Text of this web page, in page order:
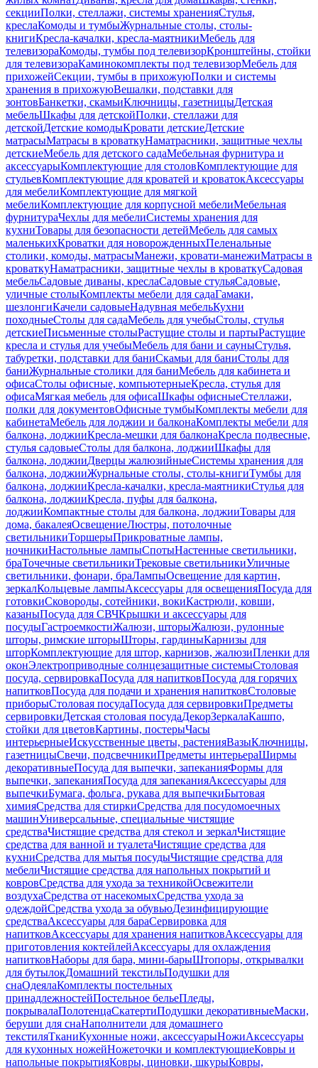
секцииПолки, стеллажи, системы храненияСтулья,
креслаКомоды и тумбыЖурнальные столы, столы-
книгиКресла-качалки, кресла-маятникиМебель для
телевизораКомоды, тумбы под телевизорКронштейны, стойки
для телевизораКаминокомплекты под телевизорМебель для
прихожейСекции, тумбы в прихожуюПолки и системы
хранения в прихожуюВешалки, подставки для
зонтовБанкетки, скамьиКлючницы, газетницыДетская
мебельШкафы для детскойПолки, стеллажи для
детскойДетские комодыКровати детскиеДетские
матрасыМатрасы в кроваткуНаматрасники, защитные чехлы
детскиеМебель для детского садаМебельная фурнитура и
аксессуарыКомплектующие для столовКомплектующие для
стульевКомплектующие для кроватей и кроватокАксессуары
для мебелиКомплектующие для мягкой
мебелиКомплектующие для корпусной мебелиМебельная
фурнитураЧехлы для мебелиСистемы хранения для
кухниТовары для безопасности детейМебель для самых
маленькихКроватки для новорожденныхПеленальные
столики, комоды, матрасыМанежи, кровати-манежиМатрасы в
кроваткуНаматрасники, защитные чехлы в кроваткуСадовая
мебельСадовые диваны, креслаСадовые стульяСадовые,
уличные столыКомплекты мебели для садаГамаки,
шезлонгиКачели садовыеНадувная мебельКухни
походныеСтолы для садаМебель для учебыСтолы, стулья
детскиеПисьменные столыРастущие столы и партыРастущие
кресла и стулья для учебыМебель для бани и сауныСтулья,
табуретки, подставки для баниСкамьи для баниСтолы для
баниЖурнальные столики для баниМебель для кабинета и
офисаСтолы офисные, компьютерныеКресла, стулья для
офисаМягкая мебель для офисаШкафы офисныеСтеллажи,
полки для документовОфисные тумбыКомплекты мебели для
кабинетаМебель для лоджии и балконаКомплекты мебели для
балкона, лоджииКресла-мешки для балконаКресла подвесные,
стулья садовыеСтолы для балкона, лоджииШкафы для
балкона, лоджииДверцы жалюзийныеСистемы хранения для
балкона, лоджииЖурнальные столы, столы-книгиТумбы для
балкона, лоджииКресла-качалки, кресла-маятникиСтулья для
балкона, лоджииКресла, пуфы для балкона,
лоджииКомпактные столы для балкона, лоджииТовары для
дома, бакалеяОсвещениеЛюстры, потолочные
светильникиТоршерыПрикроватные лампы,
ночникиНастольные лампыСпотыНастенные светильники,
браТочечные светильникиТрековые светильникиУличные
светильники, фонари, браЛампыОсвещение для картин,
зеркалКольцевые лампыАксессуары для освещенияПосуда для
готовкиСковороды, сотейники, вокиКастрюли, ковши,
казаныПосуда для СВЧКрышки и аксессуары для
посудыГастроемкостиЖалюзи, шторыЖалюзи, рулонные
шторы, римские шторыШторы, гардиныКарнизы для
шторКомплектующие для штор, карнизов, жалюзиПленки для
оконЭлектроприводные солнцезащитные системыСтоловая
посуда, сервировкаПосуда для напитковПосуда для горячих
напитковПосуда для подачи и хранения напитковСтоловые
приборыСтоловая посудаПосуда для сервировкиПредметы
сервировкиДетская столовая посудаДекорЗеркалаКашпо,
стойки для цветовКартины, постерыЧасы
интерьерныеИскусственные цветы, растенияВазыКлючницы,
газетницыСвечи, подсвечникиПредметы интерьераШирмы
декоративныеПосуда для выпечки, запеканияФормы для
выпечки, запеканияПосуда для запеканияАксессуары для
выпечкиБумага, фольга, рукава для выпечкиБытовая
химияСредства для стиркиСредства для посудомоечных
машинУниверсальные, специальные чистящие
средстваЧистящие средства для стекол и зеркалЧистящие
средства для ванной и туалетаЧистящие средства для
кухниСредства для мытья посудыЧистящие средства для
мебелиЧистящие средства для напольных покрытий и
ковровСредства для ухода за техникойОсвежители
воздухаСредства от насекомыхСредства ухода за
одеждойСредства ухода за обувьюДезинфицирующие
средстваАксессуары для бараСервировка для
напитковАксессуары для хранения напитковАксессуары для
приготовления коктейлейАксессуары для охлаждения
напитковНаборы для бара, мини-барыШтопоры, открывалки
для бутылокДомашний текстильПодушки для
снаОдеялаКомплекты постельных
принадлежностейПостельное бельеПледы,
покрывалаПолотенцаСкатертиПодушки декоративныеМаски,
беруши для снаНаполнители для домашнего
текстиляТканиКухонные ножи, аксессуарыНожиАксессуары
для кухонных ножейНожеточки и комплектующиеКовры и
напольные покрытияКовры, циновки, шкурыКовры,